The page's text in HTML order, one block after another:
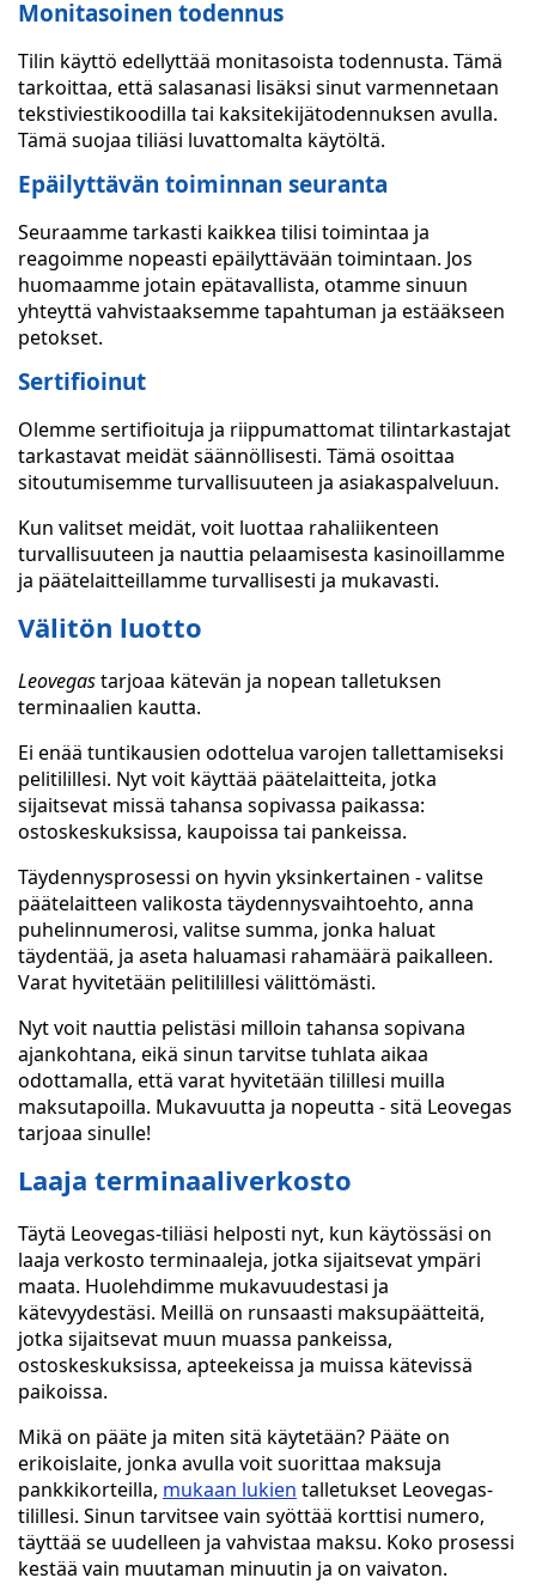
Monitasoinen todennus
Tilin käyttö edellyttää monitasoista todennusta. Tämä
tarkoittaa, että salasanasi lisäksi sinut varmennetaan
tekstiviestikoodilla tai kaksitekijätodennuksen avulla.
Tämä suojaa tiliäsi luvattomalta käytöltä.
Epäilyttävän toiminnan seuranta
Seuraamme tarkasti kaikkea tilisi toimintaa ja
reagoimme nopeasti epäilyttävään toimintaan. Jos
huomaamme jotain epätavallista, otamme sinuun
yhteyttä vahvistaaksemme tapahtuman ja estääkseen
petokset.
Sertifioinut
Olemme sertifioituja ja riippumattomat tilintarkastajat
tarkastavat meidät säännöllisesti. Tämä osoittaa
sitoutumisemme turvallisuuteen ja asiakaspalveluun.
Kun valitset meidät, voit luottaa rahaliikenteen
turvallisuuteen ja nauttia pelaamisesta kasinoillamme
ja päätelaitteillamme turvallisesti ja mukavasti.
Välitön luotto
Leovegastarjoaa kätevän ja nopean talletuksen
terminaalien kautta.
Ei enää tuntikausien odottelua varojen tallettamiseksi
pelitilillesi. Nyt voit käyttää päätelaitteita, jotka
sijaitsevat missä tahansa sopivassa paikassa:
ostoskeskuksissa, kaupoissa tai pankeissa.
Täydennysprosessi on hyvin yksinkertainen - valitse
päätelaitteen valikosta täydennysvaihtoehto, anna
puhelinnumerosi, valitse summa, jonka haluat
täydentää, ja aseta haluamasi rahamäärä paikalleen.
Varat hyvitetään pelitilillesi välittömästi.
Nyt voit nauttia pelistäsi milloin tahansa sopivana
ajankohtana, eikä sinun tarvitse tuhlata aikaa
odottamalla, että varat hyvitetään tilillesi muilla
maksutapoilla. Mukavuutta ja nopeutta - sitä Leovegas
tarjoaa sinulle!
Laaja terminaaliverkosto
Täytä Leovegas-tiliäsi helposti nyt, kun käytössäsi on
laaja verkosto terminaaleja, jotka sijaitsevat ympäri
maata. Huolehdimme mukavuudestasi ja
kätevyydestäsi. Meillä on runsaasti maksupäätteitä,
jotka sijaitsevat muun muassa pankeissa,
ostoskeskuksissa, apteekeissa ja muissa kätevissä
paikoissa.
Mikä on pääte ja miten sitä käytetään? Pääte on
erikoislaite, jonka avulla voit suorittaa maksuja
pankkikorteilla, mukaan lukien talletukset Leovegas-
tilillesi. Sinun tarvitsee vain syöttää korttisi numero,
täyttää se uudelleen ja vahvistaa maksu. Koko prosessi
kestää vain muutaman minuutin ja on vaivaton.